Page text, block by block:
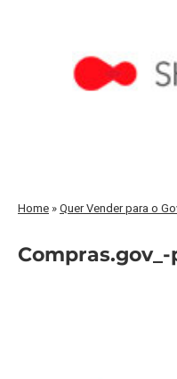
Home »Quer Vender para o